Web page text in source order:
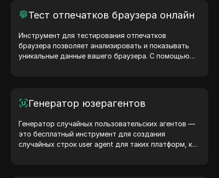
Тест отпечатков браузера онлайн
Инструмент для тестирования отпечатков
браузера позволяет анализировать и показывать
уникальные данные вашего браузера. С помощью
Генератор юзерагентов
Генератор случайных пользовательских агентов —
это бесплатный инструмент для создания
случайных строк user agent для таких платформ, как